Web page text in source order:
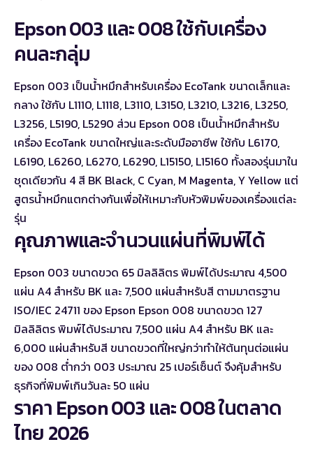
Epson 003 และ 008 ใช้กับเครื่อง
คนละกลุ่ม
Epson 003 เป็นน้ำหมึกสำหรับเครื่อง EcoTank ขนาดเล็กและ
กลาง ใช้กับ L1110, L1118, L3110, L3150, L3210, L3216, L3250,
L3256, L5190, L5290 ส่วน Epson 008 เป็นน้ำหมึกสำหรับ
เครื่อง EcoTank ขนาดใหญ่และระดับมืออาชีพ ใช้กับ L6170,
L6190, L6260, L6270, L6290, L15150, L15160 ทั้งสองรุ่นมาใน
ชุดเดียวกัน 4 สี BK Black, C Cyan, M Magenta, Y Yellow แต่
สูตรน้ำหมึกแตกต่างกันเพื่อให้เหมาะกับหัวพิมพ์ของเครื่องแต่ละ
รุ่น
คุณภาพและจำนวนแผ่นที่พิมพ์ได้
Epson 003 ขนาดขวด 65 มิลลิลิตร พิมพ์ได้ประมาณ 4,500
แผ่น A4 สำหรับ BK และ 7,500 แผ่นสำหรับสี ตามมาตรฐาน
ISO/IEC 24711 ของ Epson Epson 008 ขนาดขวด 127
มิลลิลิตร พิมพ์ได้ประมาณ 7,500 แผ่น A4 สำหรับ BK และ
6,000 แผ่นสำหรับสี ขนาดขวดที่ใหญ่กว่าทำให้ต้นทุนต่อแผ่น
ของ 008 ต่ำกว่า 003 ประมาณ 25 เปอร์เซ็นต์ จึงคุ้มสำหรับ
ธุรกิจที่พิมพ์เกินวันละ 50 แผ่น
ราคา Epson 003 และ 008 ในตลาด
ไทย 2026